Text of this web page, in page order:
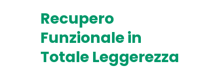
Recupero
Funzionale in
Totale Leggerezza